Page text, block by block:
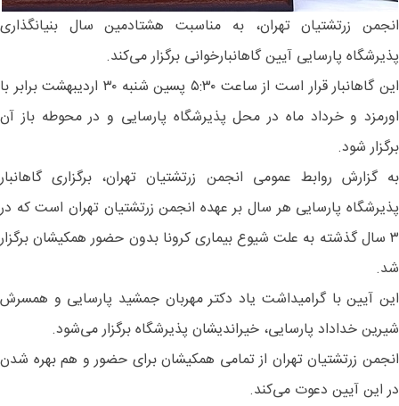
انجمن زرتشتیان تهران، به مناسبت هشتادمین سال بنیانگذاری
پذیرشگاه پارسایی آیین گاهانبارخوانی برگزار می‌کند.
این گاهانبار قرار است از ساعت ۵:۳۰ پسین شنبه ۳۰ اردیبهشت برابر با
اورمزد و خرداد ماه در محل پذیرشگاه پارسایی و در محوطه باز آن
برگزار شود.
به گزارش روابط عمومی انجمن زرتشتیان تهران، برگزاری گاهانبار
پذیرشگاه پارسایی هر سال بر عهده انجمن زرتشتیان تهران است که در
۳ سال گذشته به علت شیوع بیماری کرونا بدون حضور همکیشان برگزار
شد.
این آیین با گرامیداشت یاد دکتر مهربان جمشید پارسایی و همسرش
شیرین خداداد پارسایی، خیراندیشان پذیرشگاه برگزار می‌شود.
انجمن زرتشتیان تهران از تمامی همکیشان برای حضور و هم بهره شدن
در این آیین دعوت می‌کند.